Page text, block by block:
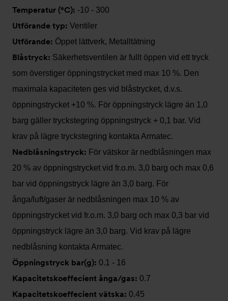
Temperatur (°C): -10 - 300
Utförande typ: Ventiler
Utförande: Öppet lättverk, Metalltätning
Blåstryck: Säkerhetsventilen är fullt öppen vid ett tryck
som överstiger öppningstrycket med max 10 %. Den
maximala kapaciteten ges vid blåstrycket, d.v.s.
öppningstrycket +10 %. För öppningstryck lägre än 1,0
barg gäller tryckstegring öppningstryck + 0,1 bar. Vid
krav på lägre tryckstegring kontakta Armatec.
Nedblåsningstryck: För vätskor är nedblåsningen max
20 % av öppningstrycket vid fr.o.m. 3,0 barg och max 0,6
bar vid öppningstryck lägre än 3,0 barg. För
ånga/luft/gaser är nedblåsningen max 10 % av
öppningstrycket vid fr.o.m. 3,0 barg och max 0,3 bar vid
öppningstryck lägre än 3,0 barg. Vid krav på lägre
nedblåsning kontakta Armatec.
Öppningstryck bar(g): 0.1 - 16
Kapacitetskoeffecient ånga/gas: 0.7
Kapacitetskoeffecient vätska: 0.45